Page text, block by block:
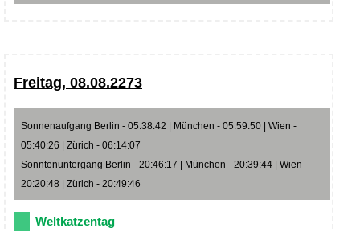
Freitag, 08.08.2273
Sonnenaufgang Berlin - 05:38:42 | München - 05:59:50 | Wien -
05:40:26 | Zürich - 06:14:07
Sonntenuntergang Berlin - 20:46:17 | München - 20:39:44 | Wien -
20:20:48 | Zürich - 20:49:46
Weltkatzentag